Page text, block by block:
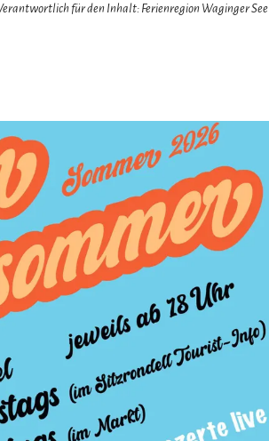
für den Inhalt: Ferienregion Waginger See